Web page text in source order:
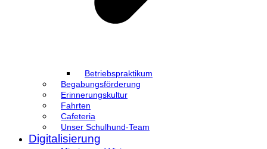
Betriebspraktikum
Begabungsförderung
Erinnerungskultur
Fahrten
Cafeteria
Unser Schulhund-Team
Digitalisierung